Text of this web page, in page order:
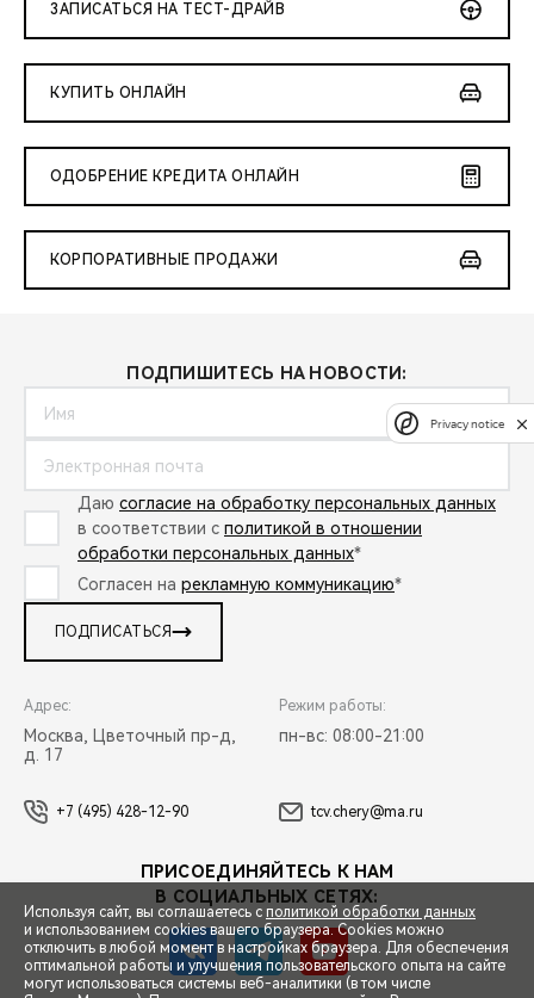
ЗАПИСАТЬСЯ НА ТЕСТ-ДРАЙВ
КУПИТЬ ОНЛАЙН
ОДОБРЕНИЕ КРЕДИТА ОНЛАЙН
КОРПОРАТИВНЫЕ ПРОДАЖИ
ПОДПИШИТЕСЬ НА НОВОСТИ:
Даю согласие на обработку персональных данных
в соответствии с политикой в отношении
обработки персональных данных*
Согласен на рекламную коммуникацию*
ПОДПИСАТЬСЯ
Адрес:
Москва, Цветочный пр-д,
д. 17
Режим работы:
пн-вс: 08:00-21:00
+7 (495) 428-12-90 tcv.chery@ma.ru
ПРИСОЕДИНЯЙТЕСЬ К НАМ
В СОЦИАЛЬНЫХ СЕТЯХ:
Используя сайт, вы соглашаетесь с политикой обработки данных
и использованием cookies вашего браузера. Cookies можно
отключить в любой момент в настройках браузера. Для обеспечения
оптимальной работы и улучшения пользовательского опыта на сайте
могут использоваться системы веб-аналитики (в том числе
Privacy notice